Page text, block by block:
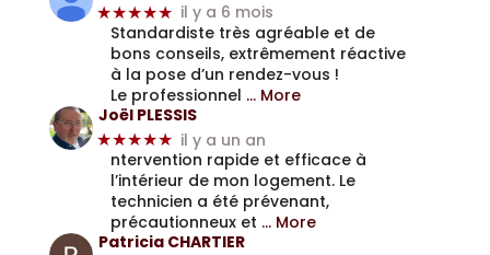
★★★★★ il y a 6 mois
Standardiste très agréable et de
bons conseils, extrêmement réactive
à la pose d’un rendez-vous !
Le professionnel … More
Joël PLESSIS
★★★★★ il y a un an
ntervention rapide et efficace à
l’intérieur de mon logement. Le
technicien a été prévenant,
précautionneux et … More
Patricia CHARTIER